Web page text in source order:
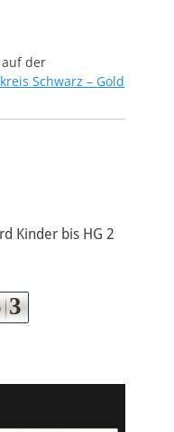
der
Schwarz – Gold
Kinder bis HG 2
2
3